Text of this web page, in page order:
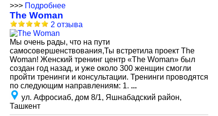
>>> Подробнее
The Woman
2 отзыва
Мы очень рады, что на пути
самосовершенствования,Ты встретила проект The
Woman! Женский тренинг центр «The Woman» был
создан год назад, и уже около 300 женщин смогли
пройти тренинги и консультации. Тренинги проводятся
по следующим направлениям: 1. ...
ул. Афросиаб, дом 8/1, Яшнабадский район,
Ташкент